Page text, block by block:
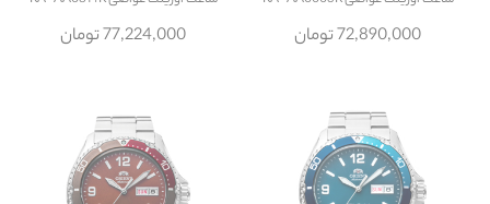
72,890,000 تومان 77,224,000 تومان